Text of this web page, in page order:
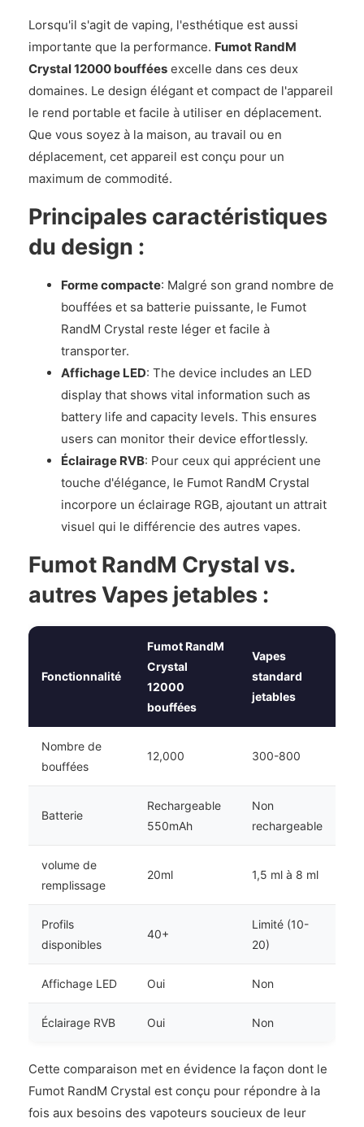
Lorsqu'il s'agit de vaping, l'esthétique est aussi
importante que la performance. Fumot RandM
Crystal 12000 bouffées excelle dans ces deux
domaines. Le design élégant et compact de l'appareil
le rend portable et facile à utiliser en déplacement.
Que vous soyez à la maison, au travail ou en
déplacement, cet appareil est conçu pour un
maximum de commodité.
Principales caractéristiques
du design :
Forme compacte: Malgré son grand nombre de
bouffées et sa batterie puissante, le Fumot
RandM Crystal reste léger et facile à
transporter.
Affichage LED: The device includes an LED
display that shows vital information such as
battery life and capacity levels. This ensures
users can monitor their device effortlessly.
Éclairage RVB: Pour ceux qui apprécient une
touche d'élégance, le Fumot RandM Crystal
incorpore un éclairage RGB, ajoutant un attrait
visuel qui le différencie des autres vapes.
Fumot RandM Crystal vs.
autres Vapes jetables :
Fonctionnalité
Fumot RandM
Crystal
12000
bouffées
Vapes
standard
jetables
Nombre de
bouffées
12,000 300-800
Batterie
Rechargeable
550mAh
Non
rechargeable
volume de
remplissage
20ml 1,5 ml à 8 ml
Profils
disponibles
40+
Limité (10-
20)
Affichage LED Oui Non
Éclairage RVB Oui Non
Cette comparaison met en évidence la façon dont le
Fumot RandM Crystal est conçu pour répondre à la
fois aux besoins des vapoteurs soucieux de leur